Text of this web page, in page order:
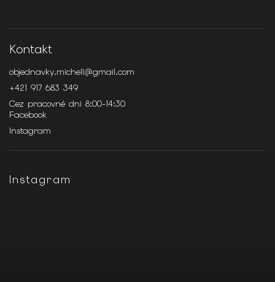
Kontakt
objednavky.michell@gmail.com
+421 917 683 349
Cez pracovné dni 8:00-14:30
Facebook
Instagram
Instagram